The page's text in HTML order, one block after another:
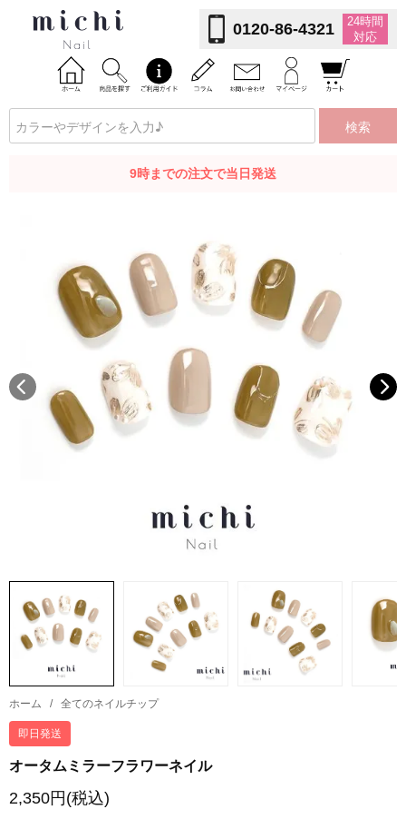
0120-86-4321
24時間
対応
検索
9時までの注文で当日発送
ホーム / 全てのネイルチップ
即日発送
オータムミラーフラワーネイル
2,350円(税込)